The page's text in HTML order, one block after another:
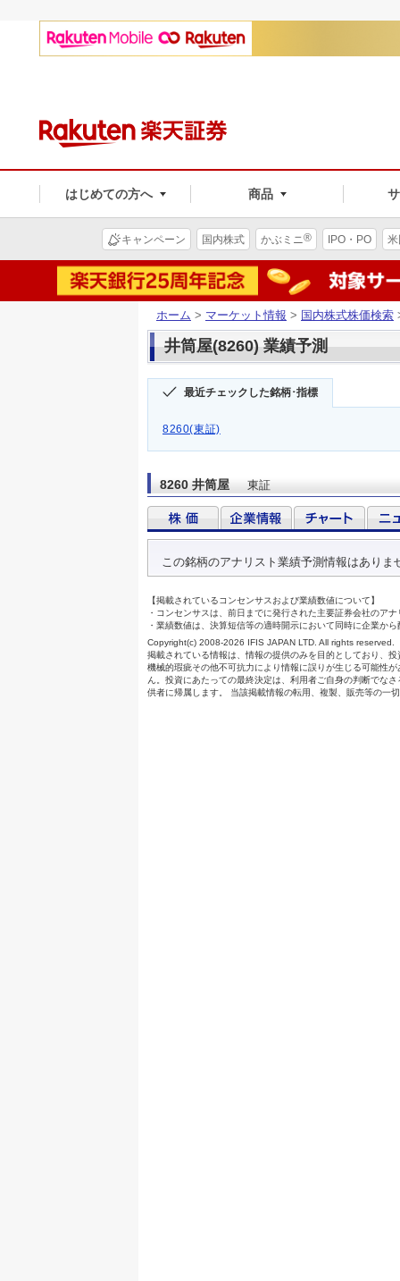
はじめての方へ 商品
キャンペーン 国内株式 かぶミニ® IPO・PO
ホーム > マーケット情報 > 国内株式株価検索
井筒屋(8260) 業績予測
最近チェックした銘柄･指標
8260(東証)
8260 井筒屋 東証